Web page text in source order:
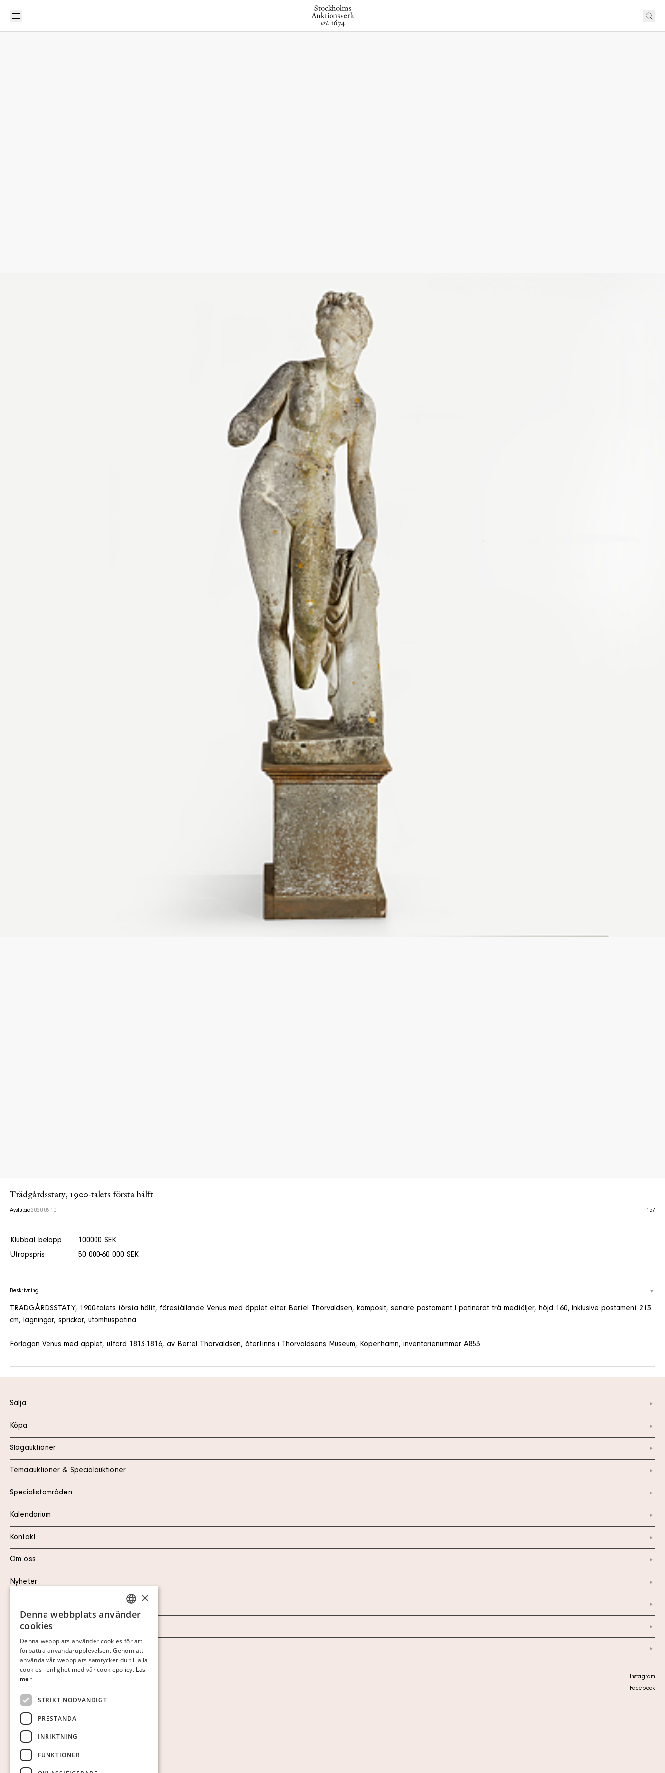
Trädgårdsstaty, 1900-talets första hälft
Avslutad2020-06-10 157
Klubbat belopp
100000 SEK
Utropspris
50 000-60 000 SEK
Beskrivning
TRÄDGÅRDSSTATY, 1900-talets första hälft, föreställande Venus med äpplet efter Bertel Thorvaldsen, komposit, senare postament i patinerat trä medföljer, höjd 160, inklusive postament 213
cm, lagningar, sprickor, utomhuspatina
Förlagan Venus med äpplet, utförd 1813-1816, av Bertel Thorvaldsen, återfinns i Thorvaldsens Museum, Köpenhamn, inventarienummer A853
Sälja
Köpa
Slagauktioner
Temaauktioner & Specialauktioner
Specialistområden
Kalendarium
Kontakt
Om oss
Nyheter
Ordlista
Arkiv
Personuppgiftspolicy
Instagram
Facebook
SWEDISH
GERMAN
ENGLISH
×
Denna webbplats använder
cookies
Denna webbplats använder cookies för att
förbättra användarupplevelsen. Genom att
använda vår webbplats samtycker du till alla
cookies i enlighet med vår cookiepolicy. Läs
mer
STRIKT NÖDVÄNDIGT
PRESTANDA
INRIKTNING
FUNKTIONER